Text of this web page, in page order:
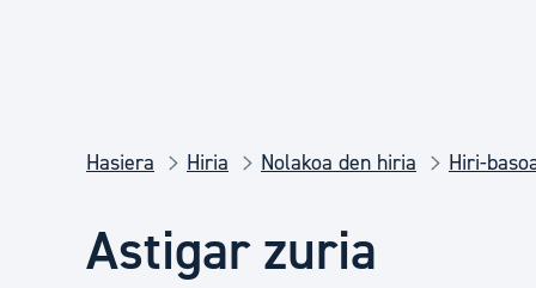
Hasiera Hiria Nolakoa den hiria Hiri-
Astigar zuria